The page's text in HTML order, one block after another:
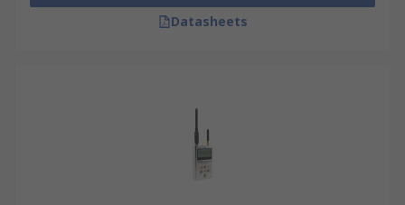
Datasheets